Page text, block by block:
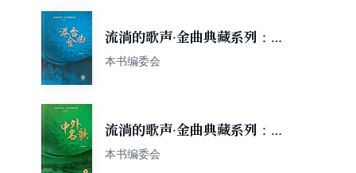
流淌的歌声·金曲典藏系列：港
台金曲
本书编委会
流淌的歌声·金曲典藏系列：中
外名歌
本书编委会